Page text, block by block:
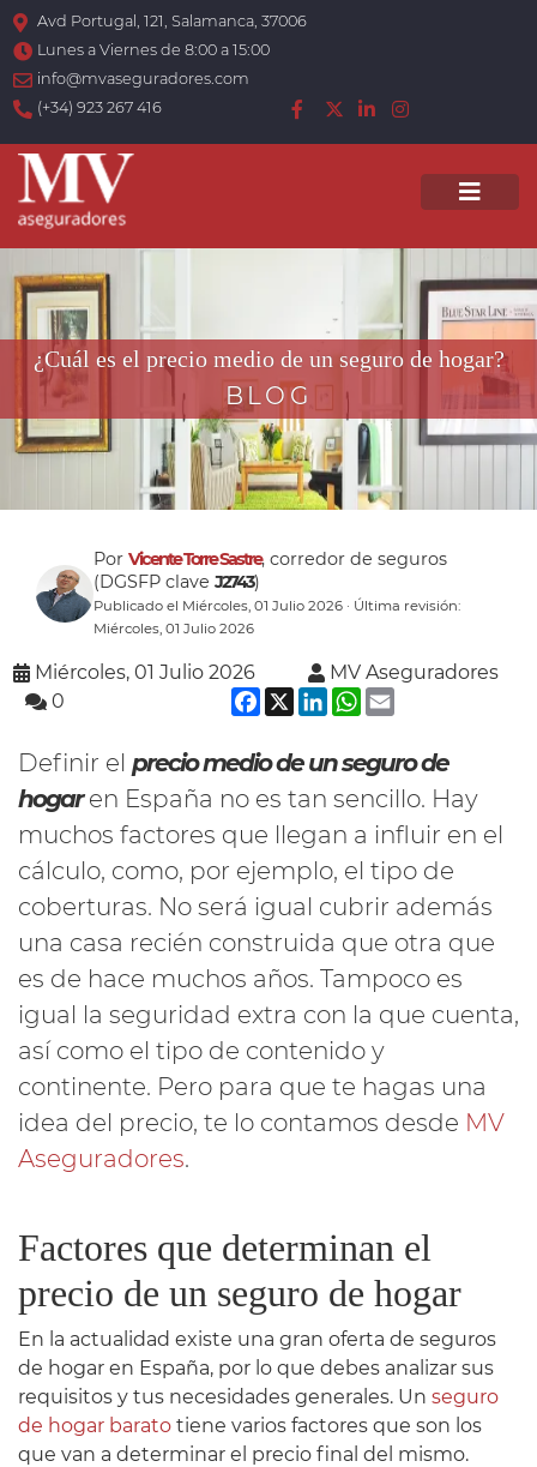
Avd Portugal, 121, Salamanca, 37006
Lunes a Viernes de 8:00 a 15:00
info@mvaseguradores.com
(+34) 923 267 416
¿Cuál es el precio medio de un seguro de hogar?
BLOG
Por Vicente Torre Sastre, corredor de seguros
(DGSFP clave J2743)
Publicado el Miércoles, 01 Julio 2026 · Última revisión:
Miércoles, 01 Julio 2026
Miércoles, 01 Julio 2026
MV Aseguradores
0
Facebook
X LinkedInWhatsApp
Definir el precio medio de un seguro de
hogaren España no es tan sencillo. Hay
muchos factores que llegan a influir en el
cálculo, como, por ejemplo, el tipo de
coberturas. No será igual cubrir además
una casa recién construida que otra que
es de hace muchos años. Tampoco es
igual la seguridad extra con la que cuenta,
así como el tipo de contenido y
continente. Pero para que te hagas una
idea del precio, te lo contamos desde MV
Aseguradores.
Factores que determinan el
precio de un seguro de hogar
En la actualidad existe una gran oferta de seguros
de hogar en España, por lo que debes analizar sus
requisitos y tus necesidades generales. Un seguro
de hogar barato tiene varios factores que son los
que van a determinar el precio final del mismo.